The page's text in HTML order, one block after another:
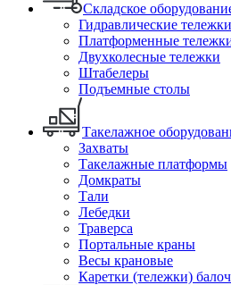
Складское
Гидравлические тележки
Платформенные
Двухколесные тележки
Штабелеры
Подъемные столы
Такелажное
Захваты
Такелажные платформы
Домкраты
Тали
Лебедки
Траверса
Портальные краны
Весы крановые
Каретки (тележки)